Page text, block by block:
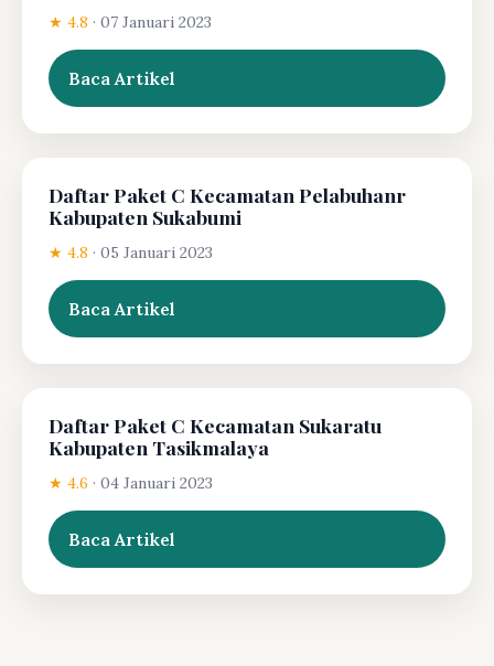
★ 4.8 · 07 Januari 2023
Baca Artikel
Daftar Paket C Kecamatan Pelabuhanr
Kabupaten Sukabumi
★ 4.8 · 05 Januari 2023
Baca Artikel
Daftar Paket C Kecamatan Sukaratu
Kabupaten Tasikmalaya
★ 4.6 · 04 Januari 2023
Baca Artikel